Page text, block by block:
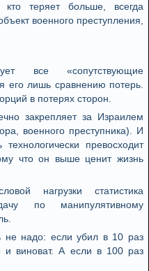
кто теряет больше, всегда
военного преступления,
все «сопутствующие
его лишь сравнению потерь.
в потерях сторон.
закрепляет за Израилем
военного преступника). И
превосходит
что он выше ценит жизнь
нагрузки статистика
по манипулятивному
не надо: если убил в 10 раз
виноват. А если в 100 раз